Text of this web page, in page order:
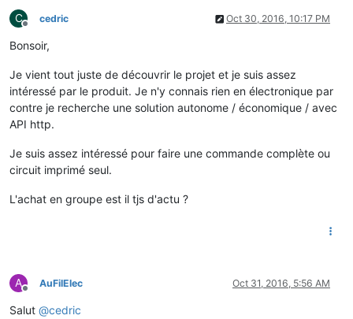
C
Offline
cedric Oct 30, 2016, 10:17 PM
Bonsoir,
Je vient tout juste de découvrir le projet et je suis assez
intéressé par le produit. Je n'y connais rien en électronique par
contre je recherche une solution autonome / économique / avec
API http.
Je suis assez intéressé pour faire une commande complète ou
circuit imprimé seul.
L'achat en groupe est il tjs d'actu ?
A
Offline
AuFilElec Oct 31, 2016, 5:56 AM
Salut @cedric